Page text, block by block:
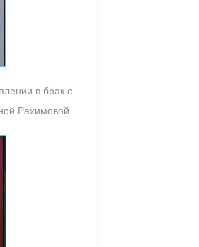
в брак с
Рахимовой.